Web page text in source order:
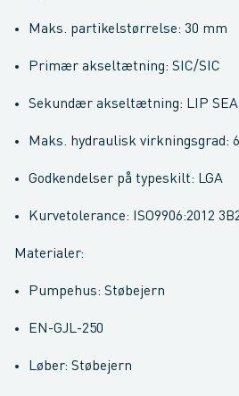
Maks. partikelstørrelse: 30 mm
Primær akseltætning: SIC/SIC
Sekundær akseltætning: LIP
Maks. hydraulisk virkningsgrad:
Godkendelser på typeskilt: LGA
Kurvetolerance: ISO9906:2012
Materialer:
Pumpehus: Støbejern
EN-GJL-250
Løber: Støbejern